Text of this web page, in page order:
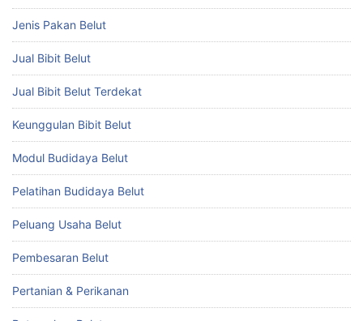
Jenis Pakan Belut
Jual Bibit Belut
Jual Bibit Belut Terdekat
Keunggulan Bibit Belut
Modul Budidaya Belut
Pelatihan Budidaya Belut
Peluang Usaha Belut
Pembesaran Belut
Pertanian & Perikanan